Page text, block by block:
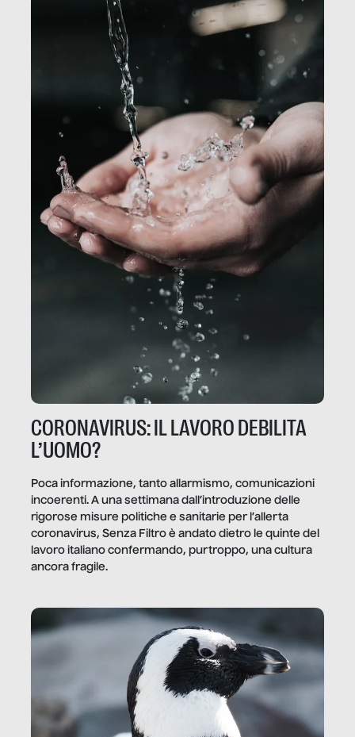
CORONAVIRUS: IL LAVORO DEBILITA
L’UOMO?
Poca informazione, tanto allarmismo, comunicazioni
incoerenti. A una settimana dall’introduzione delle
rigorose misure politiche e sanitarie per l’allerta
coronavirus, Senza Filtro è andato dietro le quinte del
lavoro italiano confermando, purtroppo, una cultura
ancora fragile.